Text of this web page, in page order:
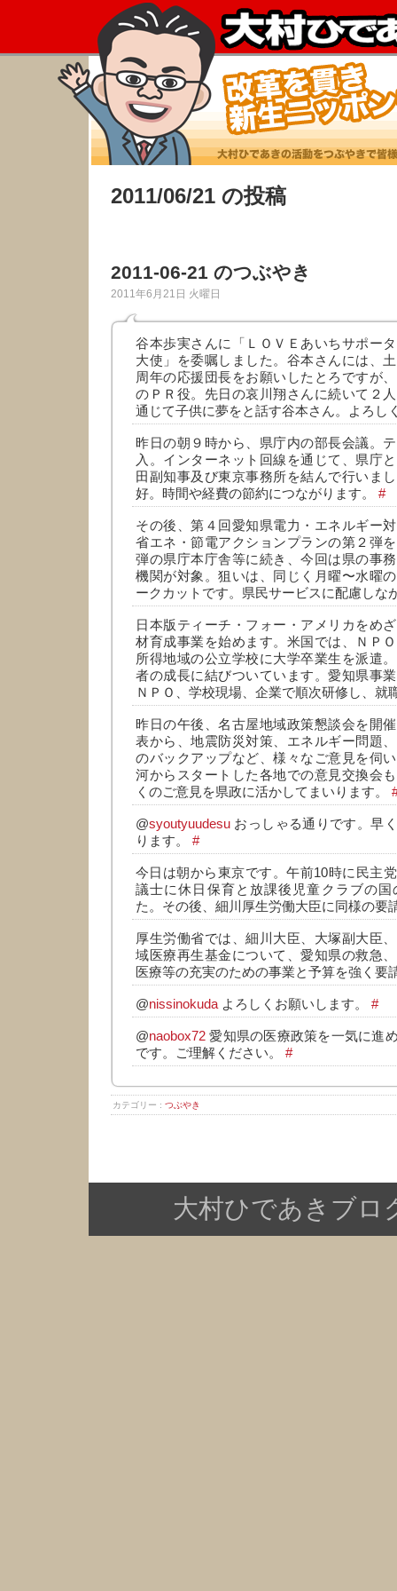
2011/06/21 の投稿
2011-06-21 のつぶやき
2011年6月21日 火曜日
谷本歩実さんに「ＬＯＶＥあいちサポー
大使」を委嘱しました。谷本さんには、
周年の応援団長をお願いしたとろですが
のＰＲ役。先日の哀川翔さんに続いて２
通じて子供に夢をと話す谷本さん。よろし
昨日の朝９時から、県庁内の部長会議。
入。インターネット回線を通じて、県庁
田副知事及び東京事務所を結んで行いま
好。時間や経費の節約につながります。 #
その後、第４回愛知県電力・エネルギー
省エネ・節電アクションプランの第２弾
弾の県庁本庁舎等に続き、今回は県の事
機関が対象。狙いは、同じく月曜〜水曜
ークカットです。県民サービスに配慮しな
日本版ティーチ・フォー・アメリカをめ
材育成事業を始めます。米国では、ＮＰ
所得地域の公立学校に大学卒業生を派遣
者の成長に結びついています。愛知県事
ＮＰＯ、学校現場、企業で順次研修し、就
昨日の午後、名古屋地域政策懇談会を開
表から、地震防災対策、エネルギー問題
のバックアップなど、様々なご意見を伺
河からスタートした各地での意見交換会
くのご意見を県政に活かしてまいります。
@syoutyuudesu おっしゃる通りです。早
ります。 #
今日は朝から東京です。午前10時に民主
議士に休日保育と放課後児童クラブの
た。その後、細川厚生労働大臣に同様の要
厚生労働省では、細川大臣、大塚副大臣
域医療再生基金について、愛知県の救急
医療等の充実のための事業と予算を強く要
@nissinokuda よろしくお願いします。 #
@naobox72 愛知県の医療政策を一気に進
です。ご理解ください。 #
カテゴリー : つぶやき
大村ひであきブロ